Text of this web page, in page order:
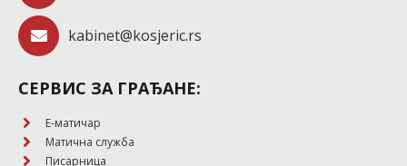
kabinet@kosjeric.rs
СЕРВИС ЗА ГРАЂАНЕ:
E-матичар
Матична служба
Писарница